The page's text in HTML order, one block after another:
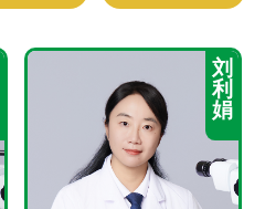
刘
利
娟